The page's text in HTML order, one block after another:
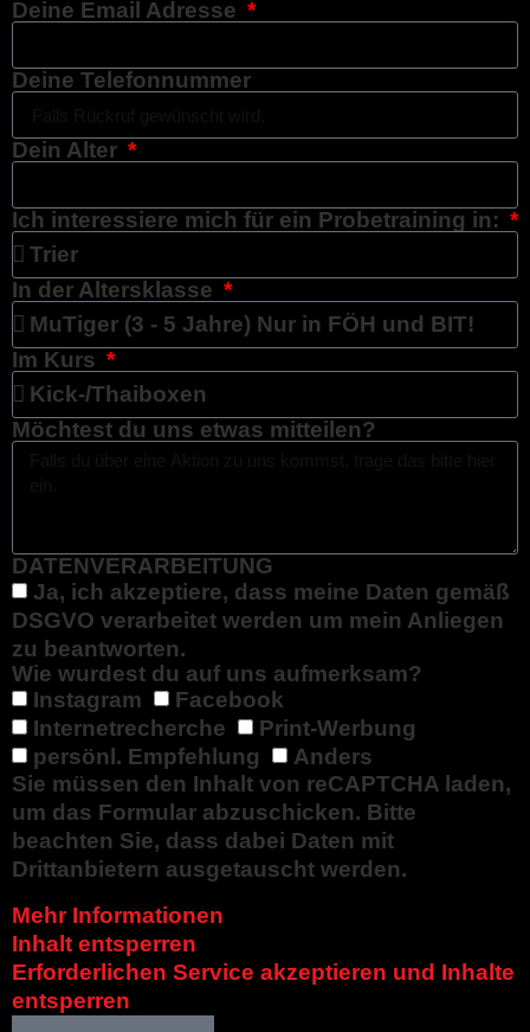
Deine Email Adresse
Deine Telefonnummer
Dein Alter
Ich interessiere mich für ein Probetraining in:
In der Altersklasse
Im Kurs
Möchtest du uns etwas mitteilen?
DATENVERARBEITUNG
Ja, ich akzeptiere, dass meine Daten gemäß
DSGVO verarbeitet werden um mein Anliegen
zu beantworten.
Wie wurdest du auf uns aufmerksam?
Instagram
Facebook
Internetrecherche
Print-Werbung
persönl. Empfehlung
Anders
Sie müssen den Inhalt von reCAPTCHA laden,
um das Formular abzuschicken. Bitte
beachten Sie, dass dabei Daten mit
Drittanbietern ausgetauscht werden.
Mehr Informationen
Inhalt entsperren
Erforderlichen Service akzeptieren und Inhalte
entsperren